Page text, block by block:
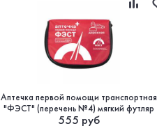
Аптечка первой помощи транспортная
"ФЭСТ" (перечень №4) мягкий футляр
555 руб